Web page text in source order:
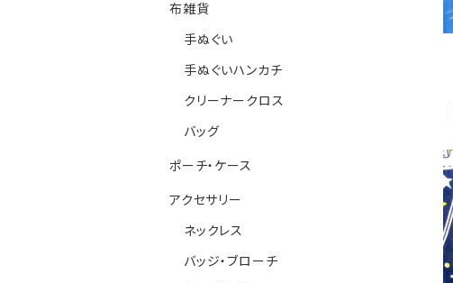
布雑貨
手ぬぐい
手ぬぐいハンカチ
クリーナークロス
バッグ
ポーチ・ケース
アクセサリー
ネックレス
バッジ・ブローチ